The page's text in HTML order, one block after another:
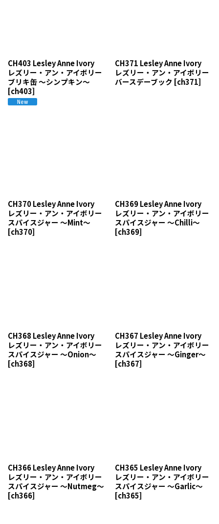
CH403 Lesley Anne Ivory
レズリー・アン・アイボリー
ブリキ缶 〜シンプキン〜
[ch403]
CH371 Lesley Anne Ivory
レズリー・アン・アイボリー
バースデーブック [ch371]
CH370 Lesley Anne Ivory
レズリー・アン・アイボリー
スパイスジャー 〜Mint〜
[ch370]
CH369 Lesley Anne Ivory
レズリー・アン・アイボリー
スパイスジャー 〜Chilli〜
[ch369]
CH368 Lesley Anne Ivory
レズリー・アン・アイボリー
スパイスジャー 〜Onion〜
[ch368]
CH367 Lesley Anne Ivory
レズリー・アン・アイボリー
スパイスジャー 〜Ginger〜
[ch367]
CH366 Lesley Anne Ivory
レズリー・アン・アイボリー
スパイスジャー 〜Nutmeg〜
[ch366]
CH365 Lesley Anne Ivory
レズリー・アン・アイボリー
スパイスジャー 〜Garlic〜
[ch365]